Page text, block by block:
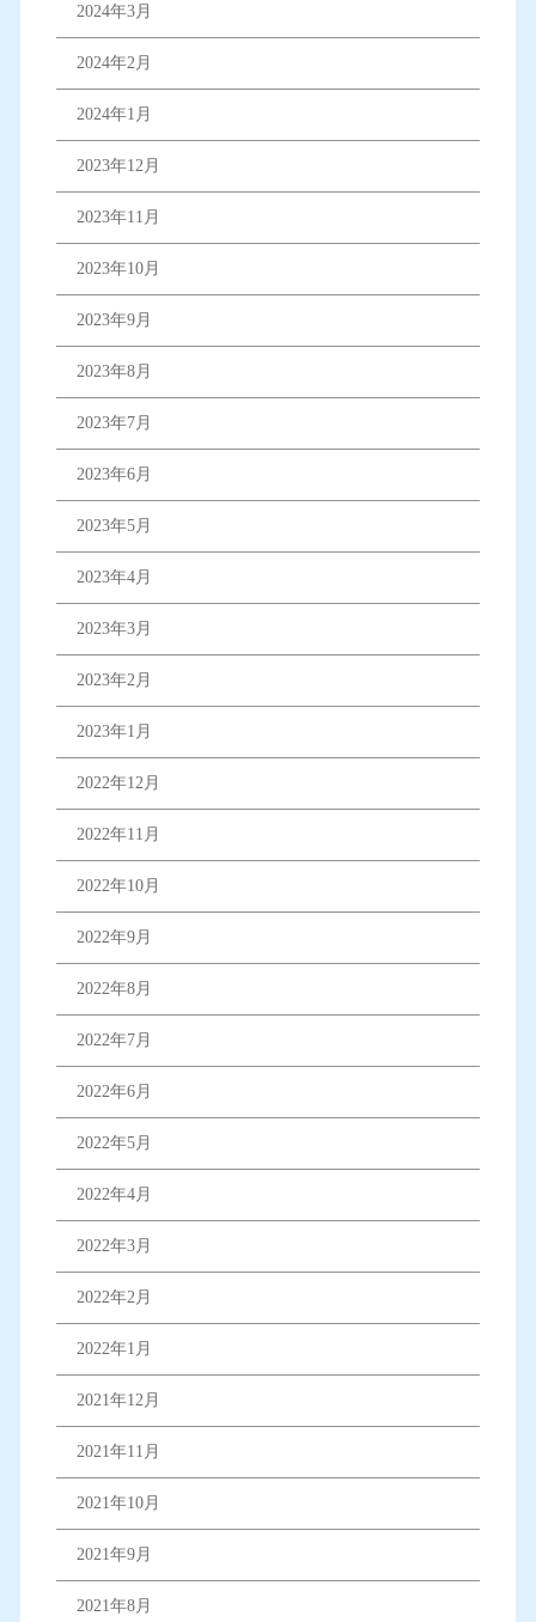
2024年3月
2024年2月
2024年1月
2023年12月
2023年11月
2023年10月
2023年9月
2023年8月
2023年7月
2023年6月
2023年5月
2023年4月
2023年3月
2023年2月
2023年1月
2022年12月
2022年11月
2022年10月
2022年9月
2022年8月
2022年7月
2022年6月
2022年5月
2022年4月
2022年3月
2022年2月
2022年1月
2021年12月
2021年11月
2021年10月
2021年9月
2021年8月